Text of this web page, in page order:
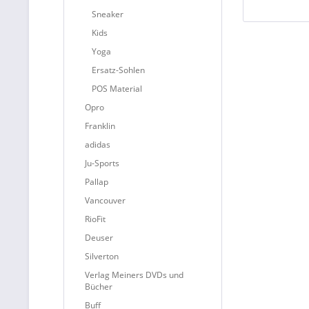
Sneaker
Kids
Yoga
Ersatz-Sohlen
POS Material
Opro
Franklin
adidas
Ju-Sports
Pallap
Vancouver
RioFit
Deuser
Silverton
Verlag Meiners DVDs und
Bücher
Buff